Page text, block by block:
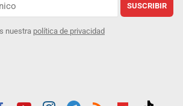
SUSCRIBIR
nuestra política de privacidad